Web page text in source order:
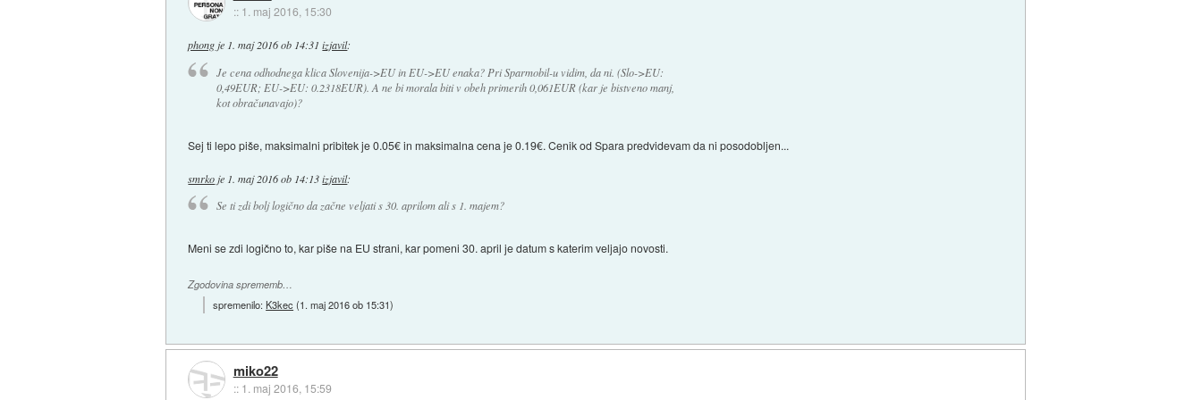
:: 1. maj 2016, 15:30
phongje 1. maj 2016 ob 14:31 izjavil:
Je cena odhodnega klica Slovenija->EU in EU->EU enaka? Pri Sparmobil-u vidim, da ni. (Slo->EU:
0,49EUR; EU->EU: 0.2318EUR). A ne bi morala biti v obeh primerih 0,061EUR (kar je bistveno manj,
kot obračunavajo)?
Sej ti lepo piše, maksimalni pribitek je 0.05€ in maksimalna cena je 0.19€. Cenik od Spara predvidevam da ni posodobljen...
smrko je 1. maj 2016 ob 14:13 izjavil:
Se ti zdi bolj logično da začne veljati s 30. aprilom ali s 1. majem?
Meni se zdi logično to, kar piše na EU strani, kar pomeni 30. april je datum s katerim veljajo novosti.
Zgodovina sprememb…
spremenilo:K3kec (1. maj 2016 ob 15:31)
miko22
:: 1. maj 2016, 15:59